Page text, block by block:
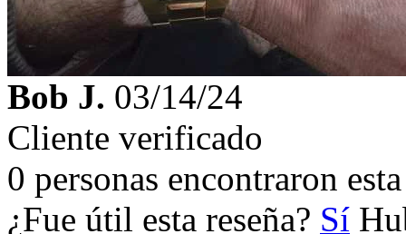
Bob J. 03/14/24
Cliente verificado
0 personas encontraron
¿Fue útil esta reseña? Sí